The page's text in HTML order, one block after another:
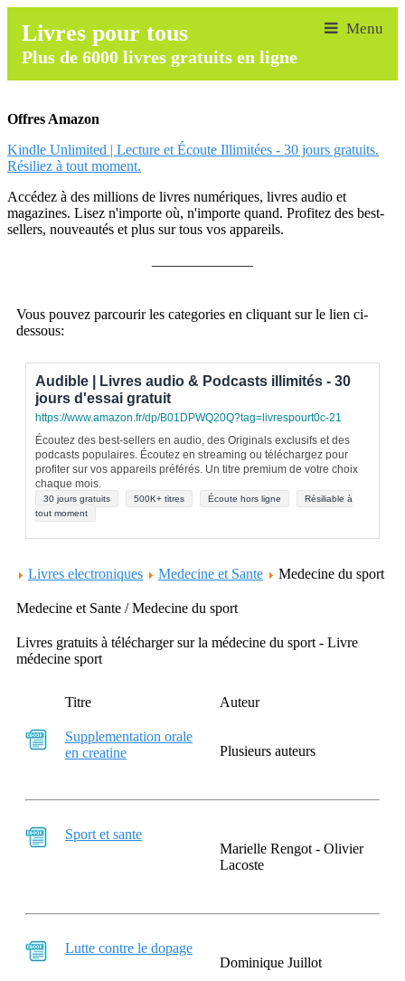
Livres pour tous
Plus de 6000 livres gratuits en ligne
Offres Amazon
Kindle Unlimited | Lecture et Écoute Illimitées - 30 jours gratuits.
Résiliez à tout moment.
Accédez à des millions de livres numériques, livres audio et
magazines. Lisez n'importe où, n'importe quand. Profitez des best-
sellers, nouveautés et plus sur tous vos appareils.
Vous pouvez parcourir les categories en cliquant sur le lien ci-
dessous:
Audible | Livres audio & Podcasts illimités - 30
jours d'essai gratuit
https://www.amazon.fr/dp/B01DPWQ20Q?tag=livrespourt0c-21
Écoutez des best-sellers en audio, des Originals exclusifs et des
podcasts populaires. Écoutez en streaming ou téléchargez pour
profiter sur vos appareils préférés. Un titre premium de votre choix
chaque mois.
30 jours gratuits 500K+ titres Écoute hors ligne
Résiliable à
tout moment
Livres electroniques Medecine et Sante Medecine du sport
Medecine et Sante / Medecine du sport
Livres gratuits à télécharger sur la médecine du sport - Livre
médecine sport
Titre Auteur
Supplementation orale
en creatine
Plusieurs auteurs
Sport et sante
Marielle Rengot - Olivier
Lacoste
Lutte contre le dopage
Dominique Juillot